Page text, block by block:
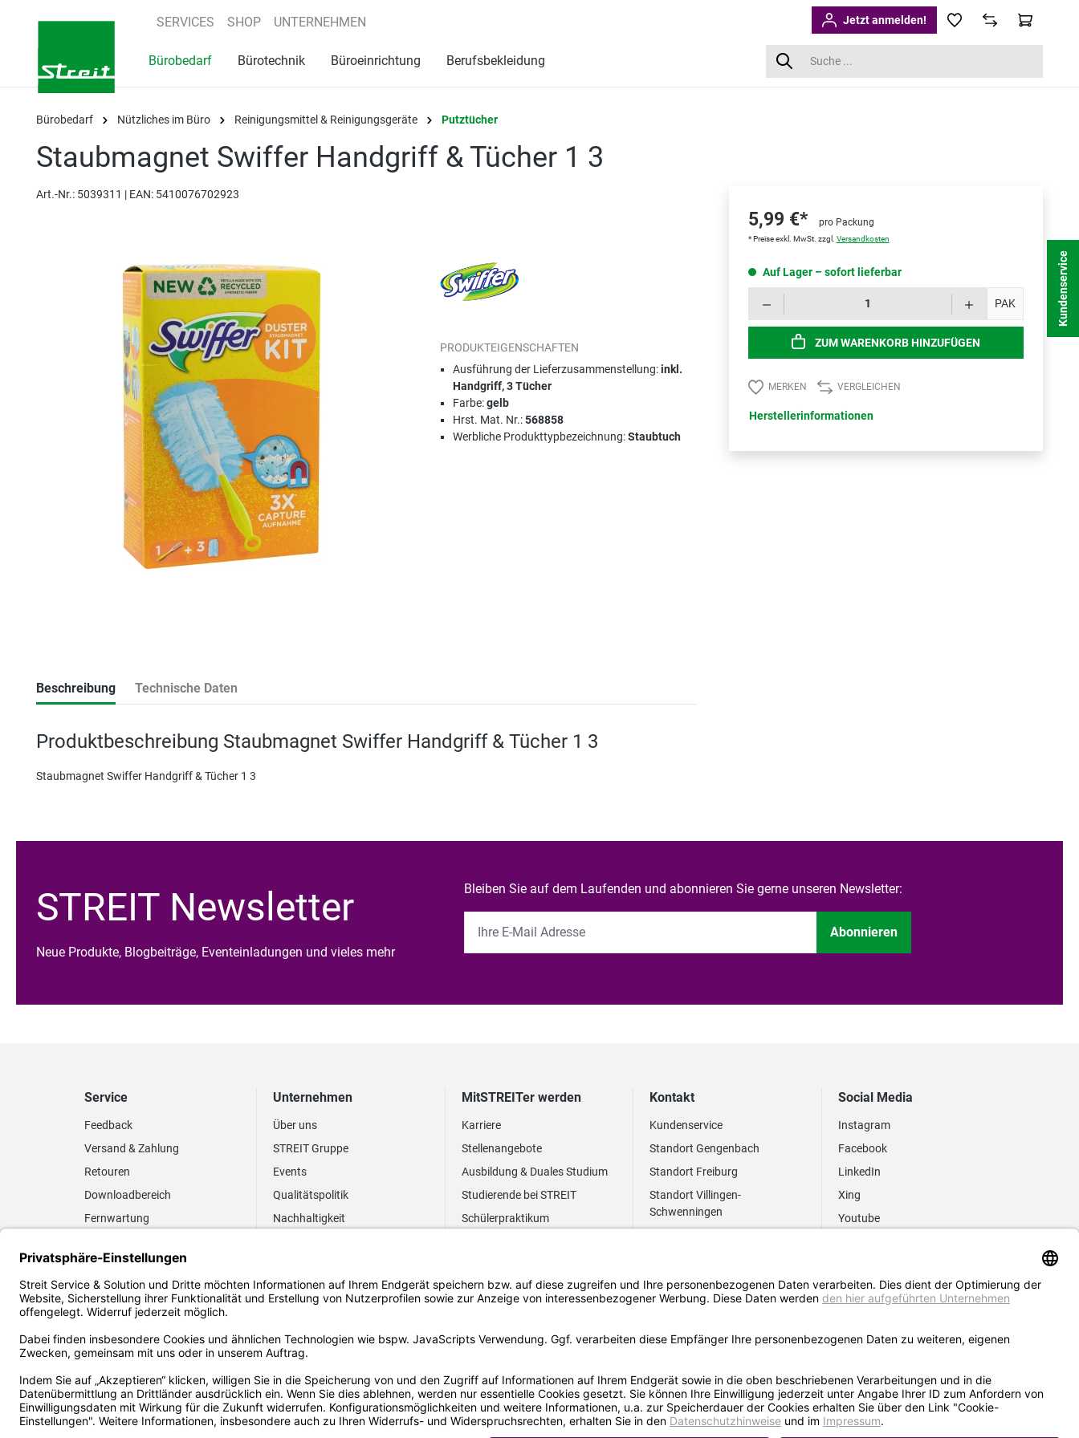
Zur Hauptnavigation springen
SERVICES SHOP UNTERNEHMEN Jetzt anmelden!
Bürobedarf Bürotechnik Büroeinrichtung Berufsbekleidung
Bürobedarf Nützliches im Büro Reinigungsmittel & Reinigungsgeräte Putztücher
Staubmagnet Swiffer Handgriff & Tücher 1 3
Art.-Nr.: 5039311 | EAN: 5410076702923
PRODUKTEIGENSCHAFTEN
Ausführung der Lieferzusammenstellung:inkl.
Handgriff, 3 Tücher
Farbe:gelb
Hrst. Mat. Nr.:568858
Werbliche Produkttypbezeichnung:Staubtuch
Beschreibung Technische Daten
Produktbeschreibung Staubmagnet Swiffer Handgriff & Tücher 1 3
Staubmagnet Swiffer Handgriff & Tücher 1 3
5,99 €* pro Packung
* Preise exkl. MwSt. zzgl. Versandkosten
Auf Lager – sofort lieferbar
PAK
ZUM WARENKORB HINZUFÜGEN
MERKEN VERGLEICHEN
Herstellerinformationen
STREIT Newsletter
Neue Produkte, Blogbeiträge, Eventeinladungen und vieles mehr
Bleiben Sie auf dem Laufenden und abonnieren Sie gerne unseren Newsletter:
Abonnieren
Service
Feedback
Versand & Zahlung
Retouren
Downloadbereich
Fernwartung
Elektronischer
Rechnungsversand
FAQ EUDR
Unternehmen
Über uns
STREIT Gruppe
Events
Qualitätspolitik
Nachhaltigkeit
MitSTREITer werden
Karriere
Stellenangebote
Ausbildung & Duales Studium
Studierende bei STREIT
Schülerpraktikum
Kontakt
Kundenservice
Standort Gengenbach
Standort Freiburg
Standort Villingen-
Schwenningen
Social Media
Instagram
Facebook
LinkedIn
Xing
Youtube
Kundenservice